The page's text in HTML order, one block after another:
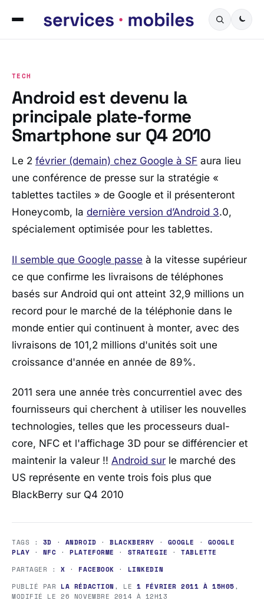
TECH
Android est devenu la
principale plate-forme
Smartphone sur Q4 2010
Le 2 février (demain) chez Google à SF aura lieu
une conférence de presse sur la stratégie «
tablettes tactiles » de Google et il présenteront
Honeycomb, la dernière version d’Android 3.0,
spécialement optimisée pour les tablettes.
Il semble que Google passe à la vitesse supérieur
ce que confirme les livraisons de téléphones
basés sur Android qui ont atteint 32,9 millions un
record pour le marché de la téléphonie dans le
monde entier qui continuent à monter, avec des
livraisons de 101,2 millions d'unités soit une
croissance d'année en année de 89%.
2011 sera une année très concurrentiel avec des
fournisseurs qui cherchent à utiliser les nouvelles
technologies, telles que les processeurs dual-
core, NFC et l'affichage 3D pour se différencier et
maintenir la valeur !! Android sur le marché des
US représente en vente trois fois plus que
BlackBerry sur Q4 2010
TAGS : 3D · ANDROID ·BLACKBERRY · GOOGLE · GOOGLE
PLAY · NFC ·PLATEFORME · STRATEGIE ·TABLETTE
PARTAGER :X · FACEBOOK · LINKEDIN
PUBLIÉ PAR LA RÉDACTION , LE 1 FÉVRIER 2011 À 15H05,
MODIFIÉ LE26 NOVEMBRE 2014 À 12H13